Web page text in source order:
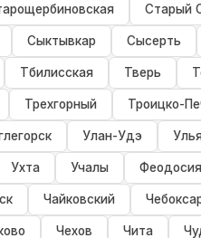
Старый
Сыктывкар Сысерть
Тбилисская Тверь
Трехгорный Троицко-
Улан-Удэ
Ухта Учалы Феодосия
Чайковский
Чехов Чита